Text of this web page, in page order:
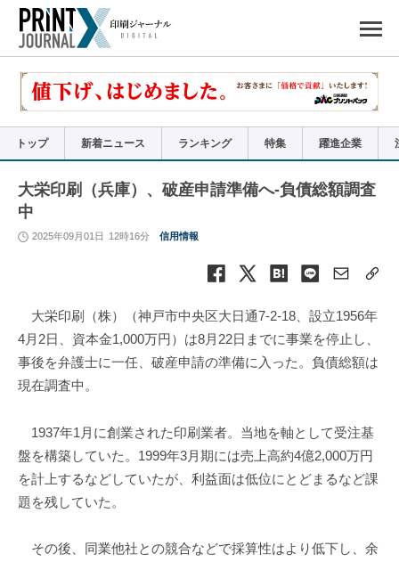
で
リ
トップ 新着ニュース ランキング 特集 躍進企業
大栄印刷（兵庫）、破産申請準備へ-負債総額調査
中
2025年09月01日 12時16分 信用情報
大栄印刷（株）（神戸市中央区大日通7-2-18、設立1956年
4月2日、資本金1,000万円）は8月22日までに事業を停止し、
事後を弁護士に一任、破産申請の準備に入った。負債総額は
現在調査中。
1937年1月に創業された印刷業者。当地を軸として受注基
盤を構築していた。1999年3月期には売上高約4億2,000万円
を計上するなどしていたが、利益面は低位にとどまるなど課
題を残していた。
その後、同業他社との競合などで採算性はより低下し、余